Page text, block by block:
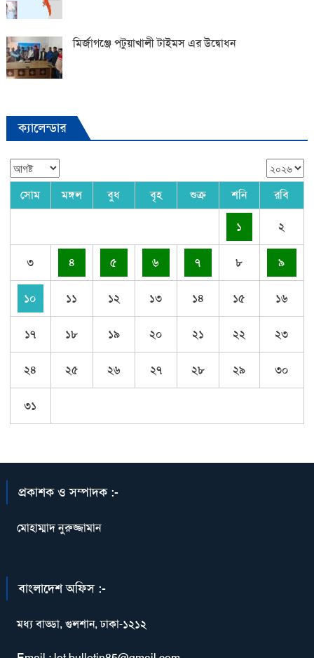
মির্জাগঞ্জে পটুয়াখালী টাইমস এর উদ্বোধন
ক্যালেন্ডার
সোম মঙ্গল বুধ বৃহ শুক্র শনি রবি
১ ২
৩ ৪ ৫ ৬ ৭ ৮ ৯
১০ ১১ ১২ ১৩ ১৪ ১৫ ১৬
১৭ ১৮ ১৯ ২০ ২১ ২২ ২৩
২৪ ২৫ ২৬ ২৭ ২৮ ২৯ ৩০
৩১
প্রকাশক ও সম্পাদক :-
মোহাম্মাদ নুরুজ্জামান
বাংলাদেশ অফিস :-
মধ্য বাড্ডা, গুলশান, ঢাকা-১২১২